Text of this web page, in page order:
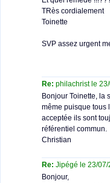
TRès cordialement
Toinette
SVP assez urgent
Re: philachrist le
Bonjour Toinette, la
même puisque tous
acceptée ils sont
référentiel commun.
Christian
Re: Jipégé le 23/07/
Bonjour,